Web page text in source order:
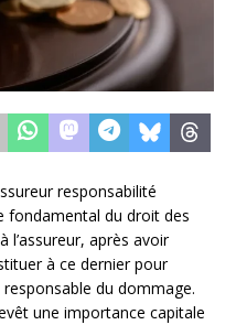
responsabilité
fondamental du droit des
l’assureur, après avoir
à ce dernier pour
du dommage.
une importance capitale